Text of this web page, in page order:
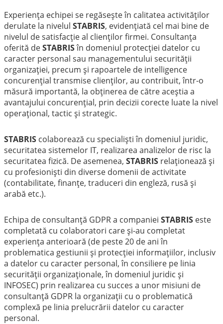
Experiența echipei se regăsește în calitatea activităților
derulate la nivelul STABRIS, evidențiată cel mai bine de
nivelul de satisfacție al clienților firmei. Consultanța
oferită deSTABRISîn domeniul protecției datelor cu
caracter personal sau managementului securității
organizației, precum și rapoartele de intelligence
concurențial transmise clienților, au contribuit, într-o
măsură importantă, la obținerea de către aceștia a
avantajului concurențial, prin decizii corecte luate la nivel
operațional, tactic și strategic.
STABRIS colaborează cu specialiști în domeniul juridic,
securitatea sistemelor IT, realizarea analizelor de risc la
securitatea fizică. De asemenea, STABRIS relaționează și
cu profesioniști din diverse domenii de activitate
(contabilitate, finanțe, traduceri din engleză, rusă și
arabă etc.).
Echipa de consultanță GDPRa companiei STABRIS este
completată cu colaboratori care și-au completat
experiența anterioară (de peste 20 de ani în
problematica gestiunii și protecției informațiilor, inclusiv
a datelor cu caracter personal, în consiliere pe linia
securității organizaționale, în domeniul juridic și
INFOSEC) prin realizarea cu succes a unor misiuni de
consultanță GDPR la organizații cu o problematică
complexă pe linia prelucrării datelor cu caracter
personal.